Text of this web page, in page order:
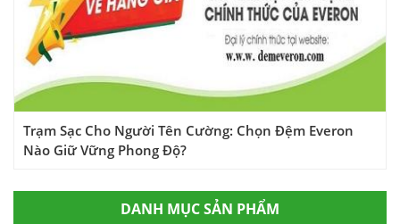
DANH MỤC SẢN PHẨM
Trạm Sạc Cho Người Tên Cường: Chọn Đệm Everon
Nào Giữ Vững Phong Độ?